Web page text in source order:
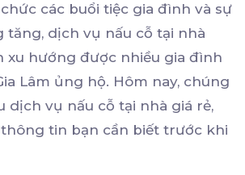
các buổi tiệc gia đình và sự
tăng, dịch vụ nấu cỗ tại nhà
xu hướng được nhiều gia đình
Lâm ủng hộ. Hôm nay, chúng
dịch vụ nấu cỗ tại nhà giá rẻ,
tin bạn cần biết trước khi